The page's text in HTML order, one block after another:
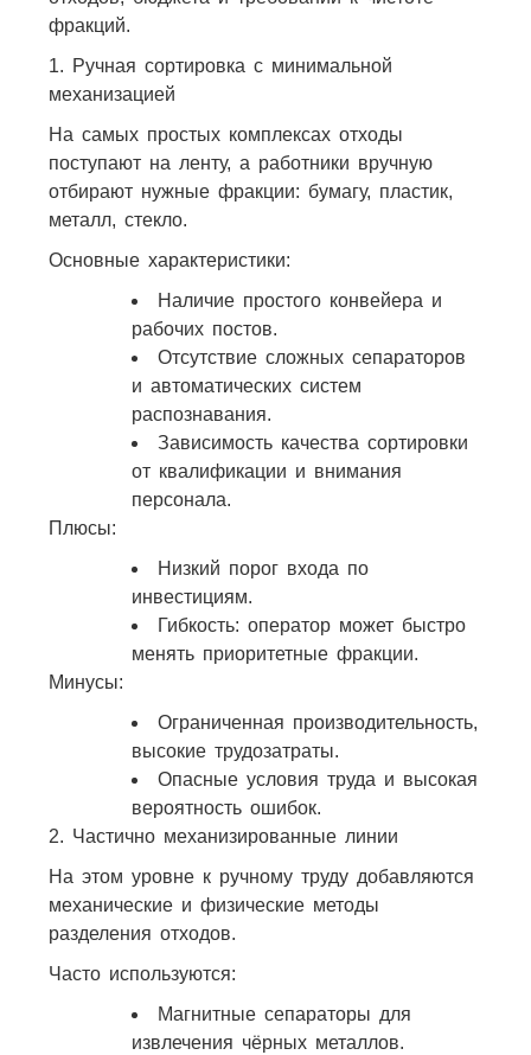
фракций.
1. Ручная сортировка с минимальной
механизацией
На самых простых комплексах отходы
поступают на ленту, а работники вручную
отбирают нужные фракции: бумагу, пластик,
металл, стекло.
Основные характеристики:
Наличие простого конвейера и
рабочих постов.
Отсутствие сложных сепараторов
и автоматических систем
распознавания.
Зависимость качества сортировки
от квалификации и внимания
персонала.​
Плюсы:
Низкий порог входа по
инвестициям.
Гибкость: оператор может быстро
менять приоритетные фракции.
Минусы:
Ограниченная производительность,
высокие трудозатраты.
Опасные условия труда и высокая
вероятность ошибок.​
2. Частично механизированные линии
На этом уровне к ручному труду добавляются
механические и физические методы
разделения отходов.
Часто используются:
Магнитные сепараторы для
извлечения чёрных металлов.